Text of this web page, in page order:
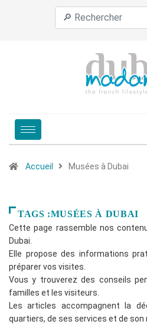
Accueil Musées à Dubai
TAGS :MUSÉES À DUBAI
Cette page rassemble nos
Dubai.
Elle propose des informations
préparer vos visites.
Vous y trouverez des conseils
familles et les visiteurs.
Les articles accompagnent la
quartiers, de ses services et de son